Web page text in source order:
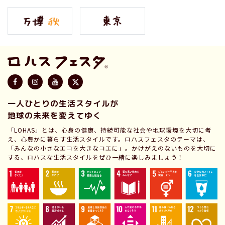
一人ひとりの生活スタイルが
地球の未来を変えてゆく
「LOHAS」とは、心身の健康、持続可能な社会や地球環境を大切に考
え、心豊かに暮らす生活スタイルです。ロハスフェスタのテーマは、
「みんなの小さなエコを大きなコエに」。かけがえのないものを大切に
する、ロハスな生活スタイルをぜひ一緒に楽しみましょう！